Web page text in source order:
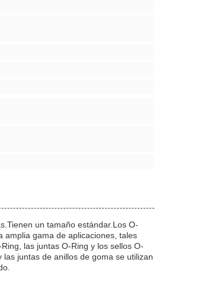
un tamaño estándar.Los O-
amplia gama de aplicaciones, tales
las juntas O-Ring y los sellos O-
juntas de anillos de goma se utilizan